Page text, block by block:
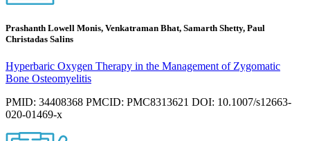
Prashanth Lowell Monis, Venkatraman Bhat, Samarth Shetty, Paul
Christadas Salins
Hyperbaric Oxygen Therapy in the Management of Zygomatic
Bone Osteomyelitis
PMID: 34408368 PMCID: PMC8313621 DOI: 10.1007/s12663-
020-01469-x